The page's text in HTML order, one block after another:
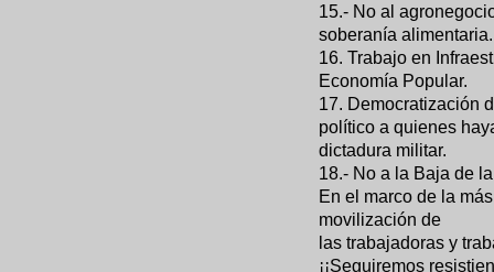
15.- No al
soberanía
16. Trabajo en
Economía Popular.
17. Democratización
político a quienes
dictadura militar.
18.- No a la Baja de
En el marco de la
movilización de
las trabajadoras y
¡¡Seguiremos